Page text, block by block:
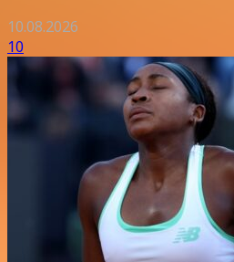
10.08.2026
10